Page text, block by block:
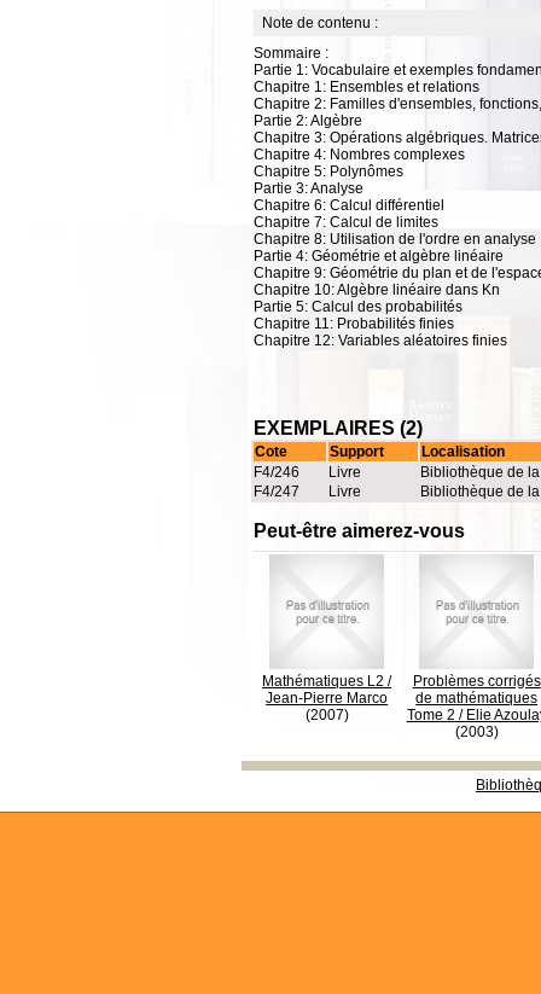
Note de contenu :
Sommaire :
Partie 1: Vocabulaire et exemples
Chapitre 1: Ensembles et relations
Chapitre 2: Familles d'ensembles,
Partie 2: Algèbre
Chapitre 3: Opérations algébriques.
Chapitre 4: Nombres complexes
Chapitre 5: Polynômes
Partie 3: Analyse
Chapitre 6: Calcul différentiel
Chapitre 7: Calcul de limites
Chapitre 8: Utilisation de l'ordre en analyse
Partie 4: Géométrie et algèbre linéaire
Chapitre 9: Géométrie du plan et de
Chapitre 10: Algèbre linéaire dans Kn
Partie 5: Calcul des probabilités
Chapitre 11: Probabilités finies
Chapitre 12: Variables aléatoires finies
EXEMPLAIRES (2)
Cote Support
Localisation
F4/246
Livre
Bibliothèque de
F4/247
Livre Bibliothèque de
Peut-être aimerez-vous
Mathématiques L2 /
Jean-Pierre Marco
(2007)
Problèmes corrigés
de mathématiques
Tome 2 / Elie
(2003)